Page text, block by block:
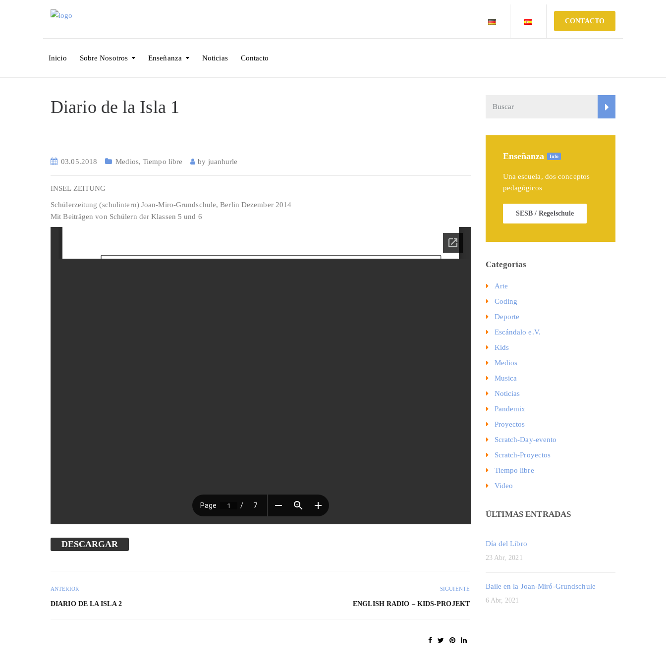
CONTACTO
Inicio Sobre Nosotros Enseñanza Noticias Contacto
Diario de la Isla 1
03.05.2018 Medios,Tiempo libre by juanhurle
INSEL ZEITUNG
Schülerzeitung (schulintern) Joan-Miro-Grundschule, Berlin Dezember 2014
Mit Beiträgen von Schülern der Klassen 5 und 6
DESCARGAR
ANTERIOR
DIARIO DE LA ISLA 2
SIGUIENTE
ENGLISH RADIO – KIDS-PROJEKT
Enseñanza Info
Una escuela, dos conceptos
pedagógicos
SESB / Regelschule
Categorías
Arte
Coding
Deporte
Escándalo e.V.
Kids
Medios
Musica
Noticias
Pandemix
Proyectos
Scratch-Day-evento
Scratch-Proyectos
Tiempo libre
Video
ÚLTIMAS ENTRADAS
Día del Libro
23 Abr, 2021
Baile en la Joan-Miró-Grundschule
6 Abr, 2021